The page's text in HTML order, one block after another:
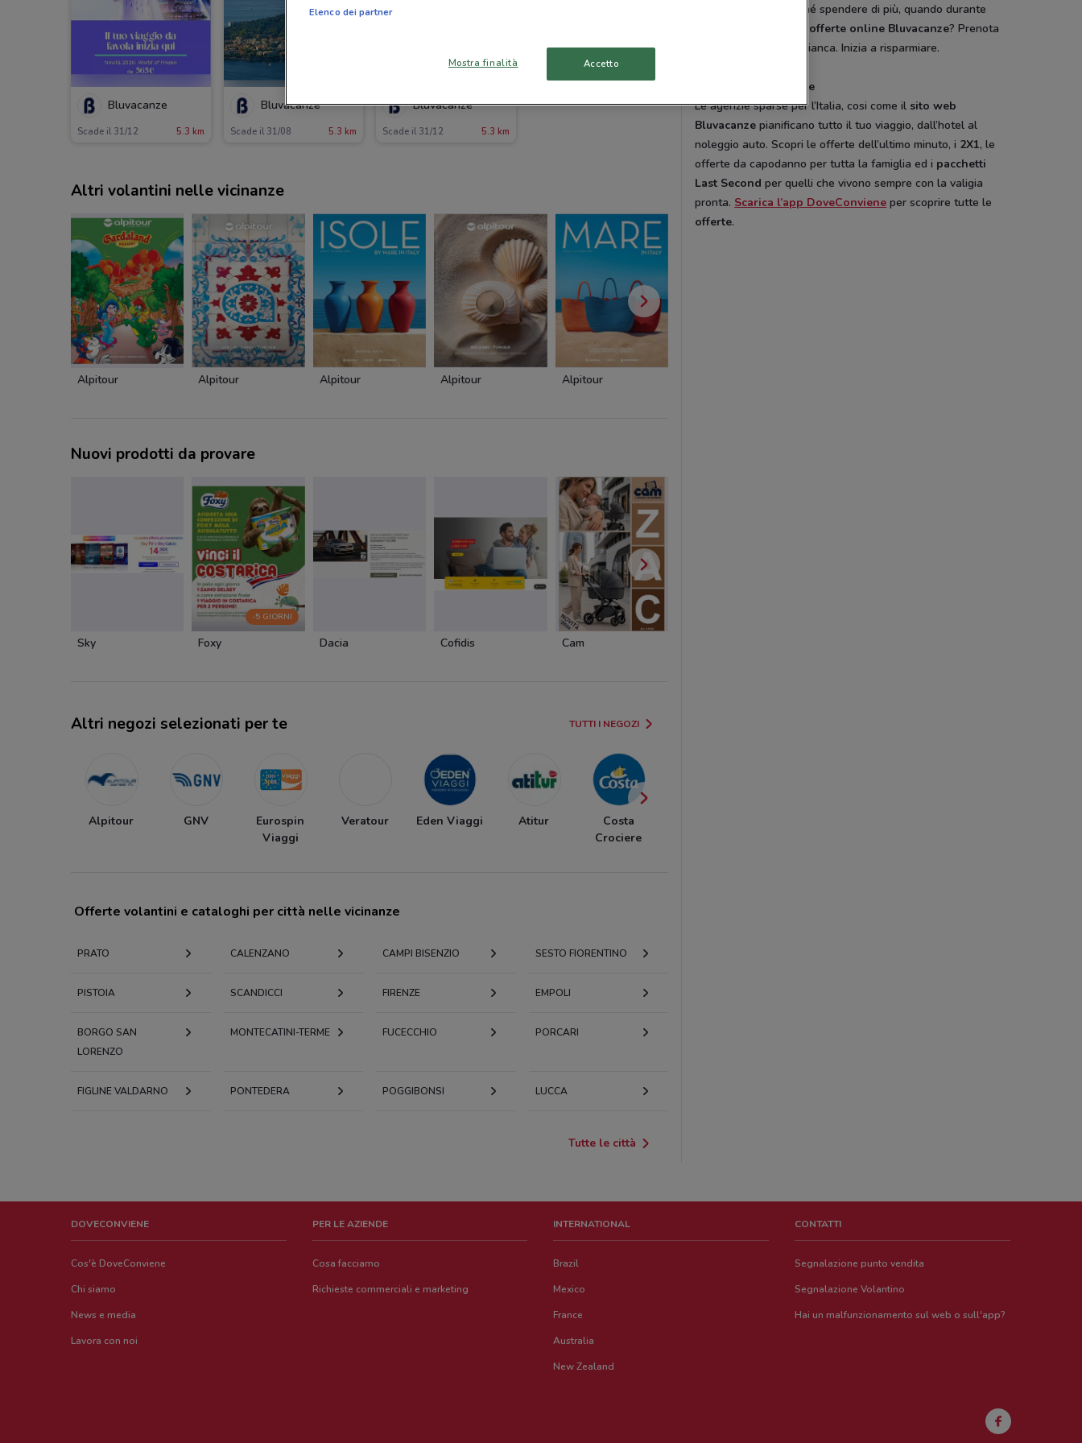
Bluvacanze
Scade il 31/12 5.3 km
Bluvacanze
Scade il 31/08 5.3 km
Bluvacanze
Scade il 31/12 5.3 km
Altri volantini nelle vicinanze
Alpitour Alpitour Alpitour Alpitour Alpitour
Nuovi prodotti da provare
Sky
-5 GIORNI
Foxy Dacia Cofidis Cam
Altri negozi selezionati per te TUTTI I NEGOZI
Alpitour GNV
Eurospin
Viaggi
Veratour Eden Viaggi Atitur
Costa
Crociere
Offerte volantini e cataloghi per città nelle vicinanze
PRATO CALENZANO CAMPI BISENZIO SESTO FIORENTINO
PISTOIA SCANDICCI FIRENZE EMPOLI
BORGO SAN
LORENZO
MONTECATINI-TERME FUCECCHIO PORCARI
FIGLINE VALDARNO PONTEDERA POGGIBONSI LUCCA
Tutte le città
dove alloggiare. Perché spendere di più, quando durante
offerte online Bluvacanze? Prenota
ora la tua settimana bianca. Inizia a risparmiare.
Viaggiare Last Minute
Le agenzie sparse per l’Italia, cosi come il sito web
Bluvacanze pianificano tutto il tuo viaggio, dall’hotel al
noleggio auto. Scopri le offerte dell’ultimo minuto, i 2X1, le
offerte da capodanno per tutta la famiglia ed i pacchetti
Last Second per quelli che vivono sempre con la valigia
pronta. Scarica l’app DoveConviene per scoprire tutte le
offerte.
DOVECONVIENE
Cos'è DoveConviene
Chi siamo
News e media
Lavora con noi
PER LE AZIENDE
Cosa facciamo
Richieste commerciali e marketing
INTERNATIONAL
Brazil
Mexico
France
Australia
New Zealand
CONTATTI
Segnalazione punto vendita
Segnalazione Volantino
Hai un malfunzionamento sul web o sull'app?
Elenco dei partner
Mostra finalità Accetto